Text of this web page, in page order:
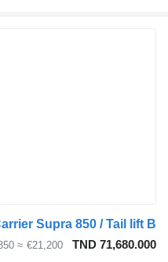
TND 71,680.000
€21,200
≈ $24,350